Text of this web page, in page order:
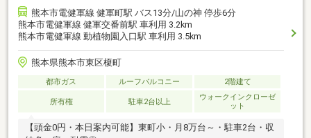
熊本市電健軍線 健軍町駅 バス13分/山の神 停歩6分
熊本市電健軍線 健軍交番前駅 車利用 3.2km
熊本市電健軍線 動植物園入口駅 車利用 3.5km
熊本県熊本市東区榎町
都市ガス ルーフバルコニー 2階建て
所有権 駐車2台以上
ウォークインクローゼ
ット
【頭金0円・本日案内可能】東町小・月8万台～・駐車2台・収